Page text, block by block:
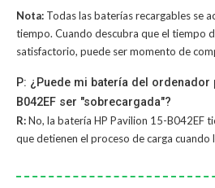
Nota: Todas las baterías recargables se
tiempo. Cuando descubra que el tiempo
satisfactorio, puede ser momento de
P: ¿Puede mi batería del ordenador
B042EF ser "sobrecargada"?
R:No, la batería HP Pavilion 15-B042EF
que detienen el proceso de carga